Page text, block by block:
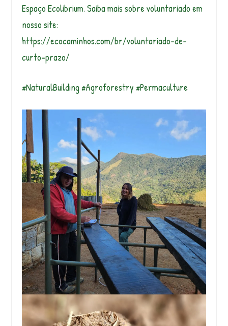
Espaço Ecolibrium. Saiba mais sobre voluntariado em
nosso site:
https://ecocaminhos.com/br/voluntariado-de-
curto-prazo/
#NaturalBuilding #Agroforestry #Permaculture